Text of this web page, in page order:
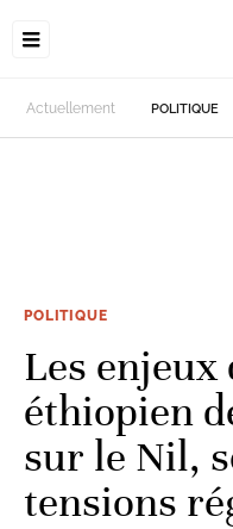
Actuellement POLITIQUE
POLITIQUE
Les
éthiopien
sur le Nil,
tensions